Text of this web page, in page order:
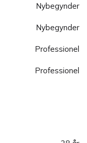
Nybegynder
Nybegynder
Professionel
Professionel